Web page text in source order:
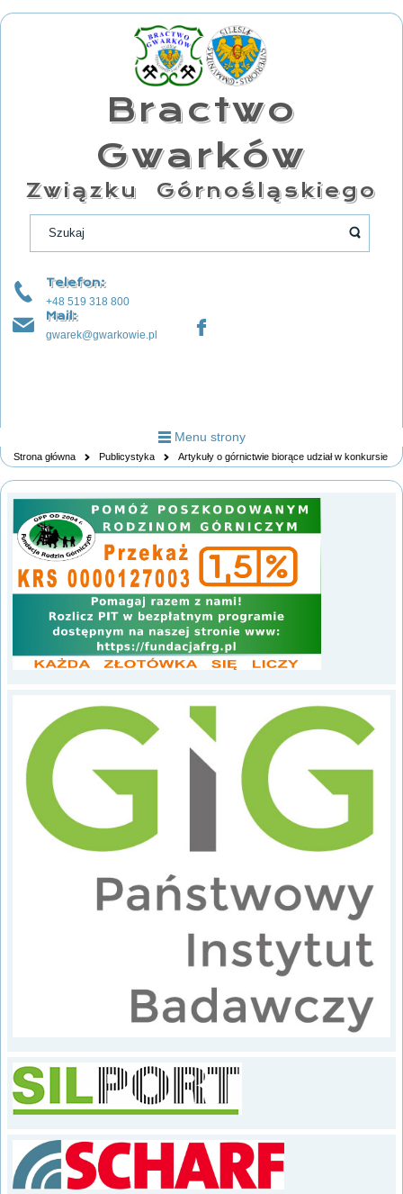
Bractwo
Gwarków
Związku Górnośląskiego
Telefon:
+48 519 318 800
Mail:
gwarek@gwarkowie.pl
Menu strony
Strona główna Publicystyka Artykuły o górnictwie biorące udział w konkursie